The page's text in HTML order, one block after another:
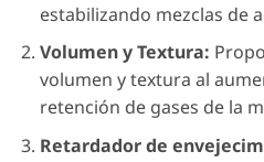
estabilizando mezclas de
Volumen y Textura:
volumen y textura al
retención de gases de la
Retardador de